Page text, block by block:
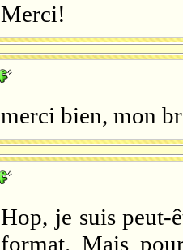
Merci!
merci bien, mon
Hop, je suis peut-
format. Mais